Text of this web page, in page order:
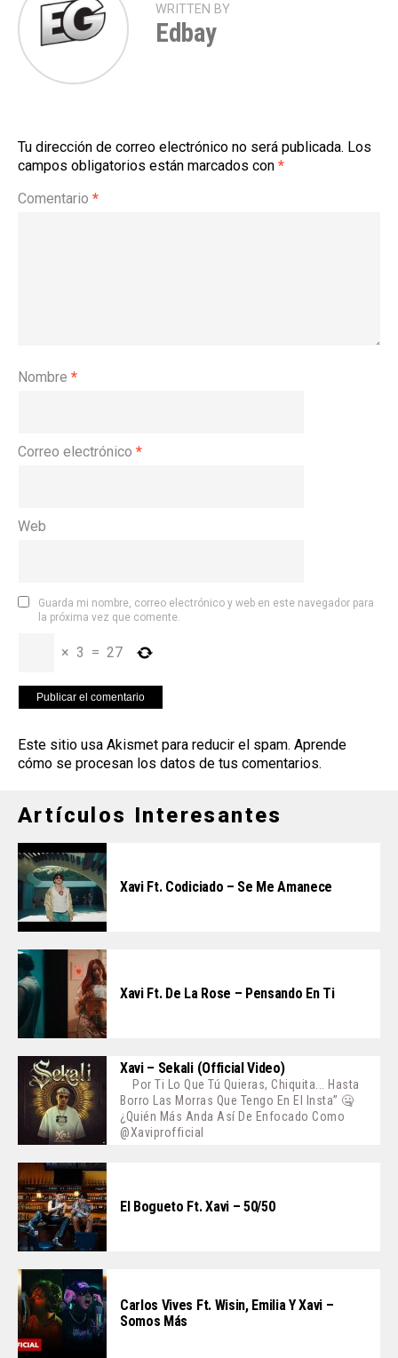
WRITTEN BY
Edbay
Tu dirección de correo electrónico no será publicada. Los
campos obligatorios están marcados con *
Comentario *
Nombre *
Correo electrónico *
Web
Guarda mi nombre, correo electrónico y web en este navegador para
la próxima vez que comente.
× 3 = 27
Este sitio usa Akismet para reducir el spam. Aprende
cómo se procesan los datos de tus comentarios.
Artículos Interesantes
Xavi Ft. Codiciado – Se Me Amanece
Xavi Ft. De La Rose – Pensando En Ti
Xavi – Sekali (Official Video)
Por Ti Lo Que Tú Quieras, Chiquita... Hasta
Borro Las Morras Que Tengo En El Insta” 🤐
¿Quién Más Anda Así De Enfocado Como
@xaviprofficial
El Bogueto Ft. Xavi – 50/50
Carlos Vives Ft. Wisin, Emilia Y Xavi –
Somos Más